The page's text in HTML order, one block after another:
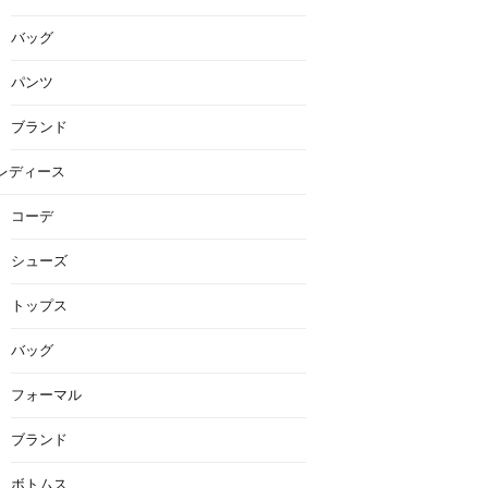
バッグ
パンツ
ブランド
ディース
コーデ
シューズ
トップス
バッグ
フォーマル
ブランド
ボトムス